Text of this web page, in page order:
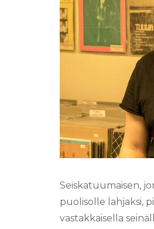
Seiskatuumaisen,
puolisolle lahjaksi,
vastakkaisella